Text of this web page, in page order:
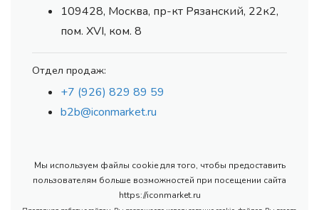
109428, Москва, пр-кт Рязанский, 22к2,
пом. XVI, ком. 8
Отдел продаж:
+7 (926) 829 89 59
b2b@iconmarket.ru
Мы используем файлы cookie для того, чтобы предоставить
пользователям больше возможностей при посещении сайта
https://iconmarket.ru